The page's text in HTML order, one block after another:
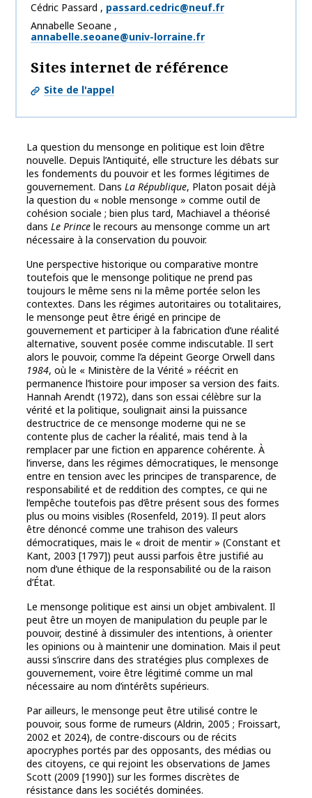
Cédric Passard , passard.cedric@neuf.fr
Annabelle Seoane ,
annabelle.seoane@univ-lorraine.fr
Sites internet de référence
Site de l'appel
La question du mensonge en politique est loin d’être
nouvelle. Depuis l’Antiquité, elle structure les débats sur
les fondements du pouvoir et les formes légitimes de
gouvernement. Dans La République, Platon posait déjà
la question du « noble mensonge » comme outil de
cohésion sociale ; bien plus tard, Machiavel a théorisé
dans Le Prince le recours au mensonge comme un art
nécessaire à la conservation du pouvoir.
Une perspective historique ou comparative montre
toutefois que le mensonge politique ne prend pas
toujours le même sens ni la même portée selon les
contextes. Dans les régimes autoritaires ou totalitaires,
le mensonge peut être érigé en principe de
gouvernement et participer à la fabrication d’une réalité
alternative, souvent posée comme indiscutable. Il sert
alors le pouvoir, comme l’a dépeint George Orwell dans
1984, où le « Ministère de la Vérité » réécrit en
permanence l’histoire pour imposer sa version des faits.
Hannah Arendt (1972), dans son essai célèbre sur la
vérité et la politique, soulignait ainsi la puissance
destructrice de ce mensonge moderne qui ne se
contente plus de cacher la réalité, mais tend à la
remplacer par une fiction en apparence cohérente. À
l’inverse, dans les régimes démocratiques, le mensonge
entre en tension avec les principes de transparence, de
responsabilité et de reddition des comptes, ce qui ne
l’empêche toutefois pas d’être présent sous des formes
plus ou moins visibles (Rosenfeld, 2019). Il peut alors
être dénoncé comme une trahison des valeurs
démocratiques, mais le « droit de mentir » (Constant et
Kant, 2003 [1797]) peut aussi parfois être justifié au
nom d’une éthique de la responsabilité ou de la raison
d’État.
Le mensonge politique est ainsi un objet ambivalent. Il
peut être un moyen de manipulation du peuple par le
pouvoir, destiné à dissimuler des intentions, à orienter
les opinions ou à maintenir une domination. Mais il peut
aussi s’inscrire dans des stratégies plus complexes de
gouvernement, voire être légitimé comme un mal
nécessaire au nom d’intérêts supérieurs.
Par ailleurs, le mensonge peut être utilisé contre le
pouvoir, sous forme de rumeurs (Aldrin, 2005 ; Froissart,
2002 et 2024), de contre-discours ou de récits
apocryphes portés par des opposants, des médias ou
des citoyens, ce qui rejoint les observations de James
Scott (2009 [1990]) sur les formes discrètes de
résistance dans les sociétés dominées.